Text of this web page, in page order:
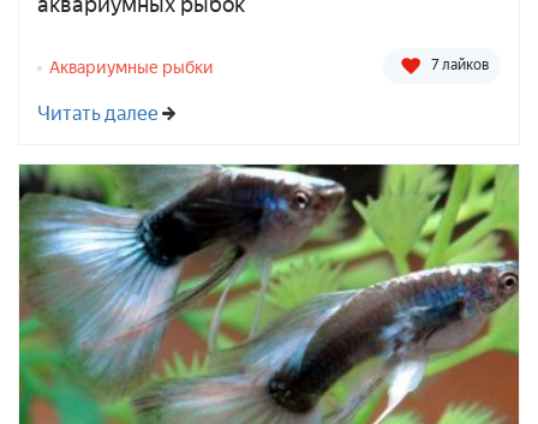
Аквариумные рыбки 7 лайков
Читать далее